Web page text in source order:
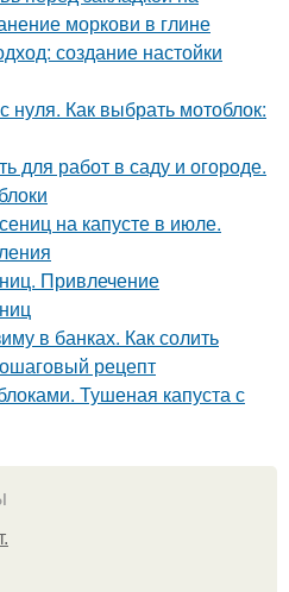
моркови в глине
создание настойки
нуля. Как выбрать мотоблок:
для работ в саду и огороде.
на капусте в июле.
Привлечение
в банках. Как солить
рецепт
Тушеная капуста с